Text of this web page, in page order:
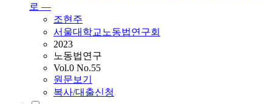
로 ―
조현주
서울대학교노동법연구회
2023
노동법연구
Vol.0 No.55
원문보기
복사/대출신청